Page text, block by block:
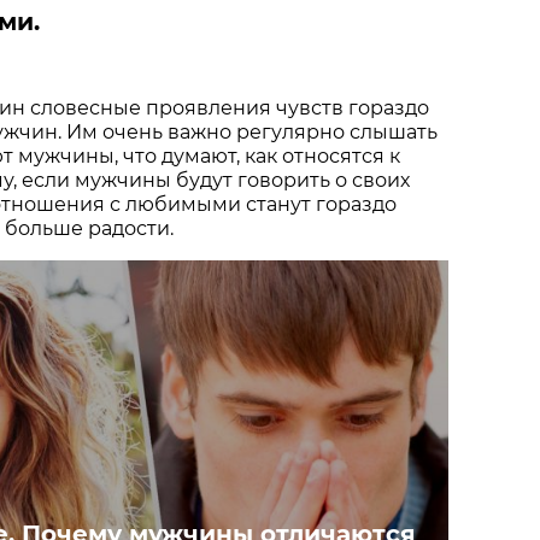
словесные проявления чувств гораздо
Им очень важно регулярно слышать
мужчины, что думают, как относятся к
если мужчины будут говорить о своих
с любимыми станут гораздо
радости.